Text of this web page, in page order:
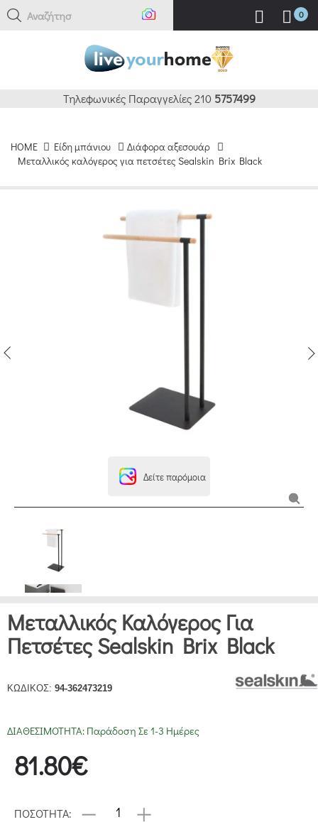
Αναζήτηση 0
Τηλεφωνικές Παραγγελίες 210 5757499
HOME Είδη μπάνιου
Διάφορα αξεσουάρ
Μεταλλικός καλόγερος για πετσέτες Sealskin Brix Black
Δείτε παρόμοια
Μεταλλικός Καλόγερος Για
Πετσέτες Sealskin Brix Black
ΚΩΔΙΚΟΣ: 94-362473219
ΔΙΑΘΕΣΙΜΟΤΗΤΑ: Παράδοση Σε 1-3 Ημέρες
81.80€
ΠΟΣΟΤΗΤΑ: